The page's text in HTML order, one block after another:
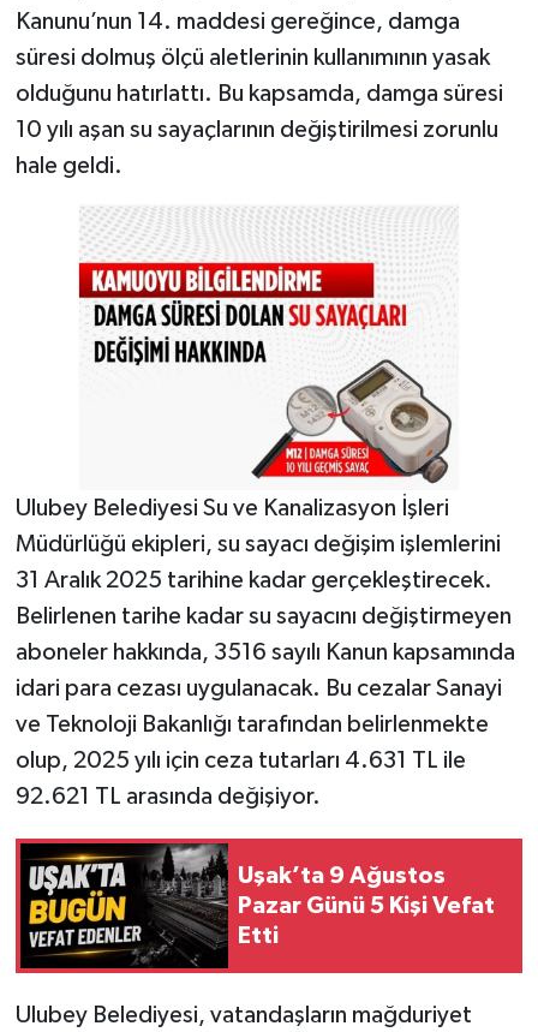
Kanunu’nun 14. maddesi gereğince, damga
süresi dolmuş ölçü aletlerinin kullanımının yasak
olduğunu hatırlattı. Bu kapsamda, damga süresi
10 yılı aşan su sayaçlarının değiştirilmesi zorunlu
hale geldi.
Ulubey Belediyesi Su ve Kanalizasyon İşleri
Müdürlüğü ekipleri, su sayacı değişim işlemlerini
31 Aralık 2025 tarihine kadar gerçekleştirecek.
Belirlenen tarihe kadar su sayacını değiştirmeyen
aboneler hakkında, 3516 sayılı Kanun kapsamında
idari para cezası uygulanacak. Bu cezalar Sanayi
ve Teknoloji Bakanlığı tarafından belirlenmekte
olup, 2025 yılı için ceza tutarları 4.631 TL ile
92.621 TL arasında değişiyor.
Uşak’ta 9 Ağustos
Pazar Günü 5 Kişi Vefat
Etti
Ulubey Belediyesi, vatandaşların mağduriyet